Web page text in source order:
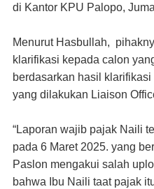
di Kantor KPU Palopo,
Menurut Hasbullah,
klarifikasi kepada calon
berdasarkan hasil klarifikasi
yang dilakukan Liaison
“Laporan wajib pajak Naili
pada 6 Maret 2025. yang
Paslon mengakui salah
bahwa Ibu Naili taat pajak